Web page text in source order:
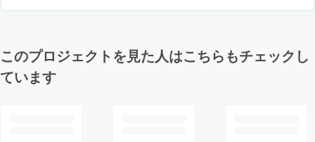
このプロジェクトを見た人はこちらもチェックし
ています